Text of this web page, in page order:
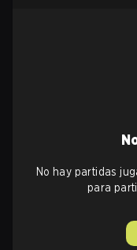
No hay partidas
para